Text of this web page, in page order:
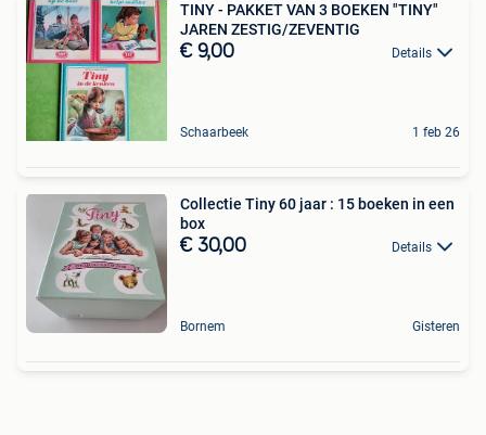
TINY - PAKKET VAN 3 BOEKEN "TINY"
JAREN ZESTIG/ZEVENTIG
€ 9,00 Details
Schaarbeek 1 feb 26
Collectie Tiny 60 jaar : 15 boeken in een
box
€ 30,00 Details
Bornem Gisteren